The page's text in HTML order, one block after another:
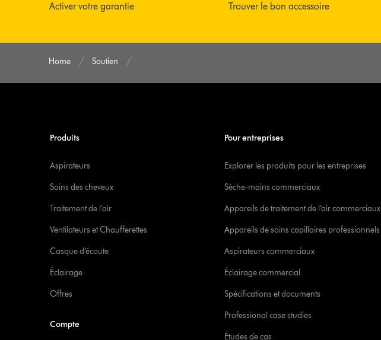
Activer votre garantie Trouver le bon accessoire
Home Soutien
Produits
Aspirateurs
Soins des cheveux
Traitement de l'air
Ventilateurs et Chaufferettes
Casque d’écoute
Éclairage
Offres
Compte
Pour entreprises
Explorer les produits pour les entreprises
Sèche-mains commerciaux
Appareils de traitement de l’air commerciaux
Appareils de soins capillaires professionnels
Aspirateurs commerciaux
Éclairage commercial
Spécifications et documents
Professional case studies
Études de cas